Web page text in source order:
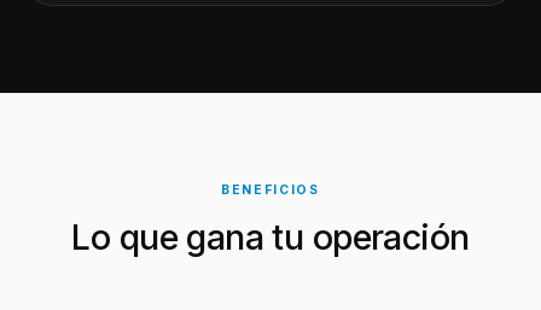
BENEFICIOS
Lo que gana tu operación